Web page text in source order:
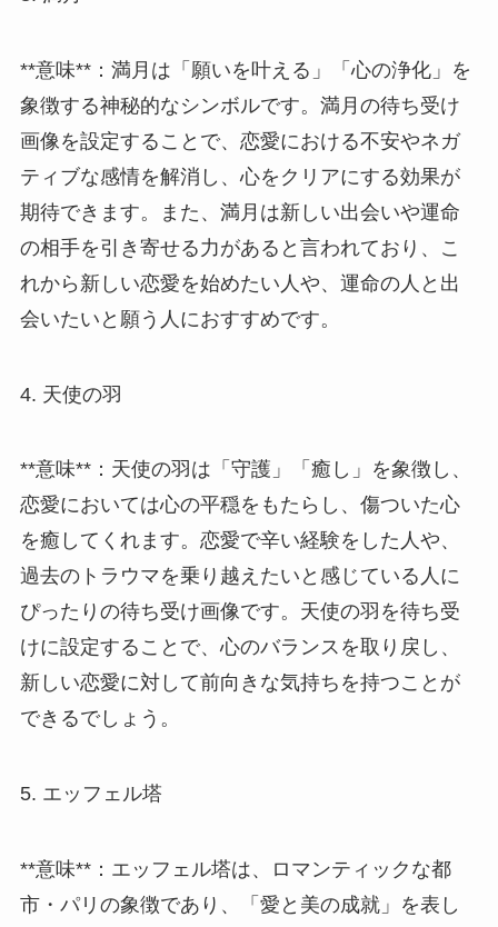
**意味**：満月は「願いを叶える」「心の浄化」を
象徴する神秘的なシンボルです。満月の待ち受け
画像を設定することで、恋愛における不安やネガ
ティブな感情を解消し、心をクリアにする効果が
期待できます。また、満月は新しい出会いや運命
の相手を引き寄せる力があると言われており、こ
れから新しい恋愛を始めたい人や、運命の人と出
会いたいと願う人におすすめです。
4. 天使の羽
**意味**：天使の羽は「守護」「癒し」を象徴し、
恋愛においては心の平穏をもたらし、傷ついた心
を癒してくれます。恋愛で辛い経験をした人や、
過去のトラウマを乗り越えたいと感じている人に
ぴったりの待ち受け画像です。天使の羽を待ち受
けに設定することで、心のバランスを取り戻し、
新しい恋愛に対して前向きな気持ちを持つことが
できるでしょう。
5. エッフェル塔
**意味**：エッフェル塔は、ロマンティックな都
市・パリの象徴であり、「愛と美の成就」を表し